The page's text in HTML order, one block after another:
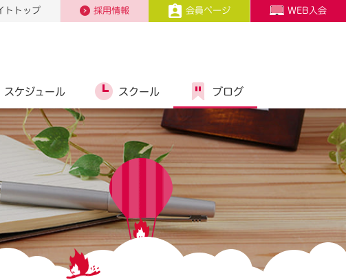
トトップ 採用情報 会員ページ WEB入会
スケジュール スクール ブログ